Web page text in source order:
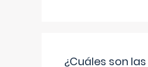
¿Cuáles son